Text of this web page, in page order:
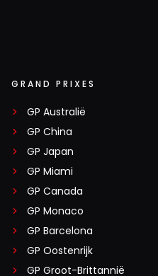
GRAND PRIXES
GP Australië
GP China
GP Japan
GP Miami
GP Canada
GP Monaco
GP Barcelona
GP Oostenrijk
GP Groot-Brittannië